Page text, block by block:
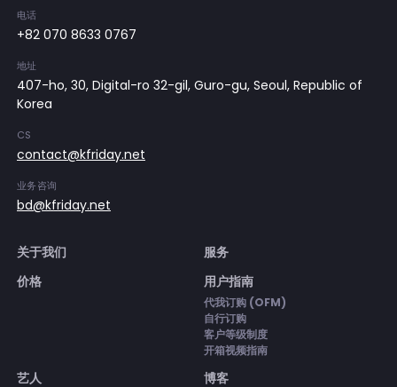
电话
+82 070 8633 0767
地址
407-ho, 30, Digital-ro 32-gil, Guro-gu, Seoul, Republic of
Korea
CS
contact@kfriday.net
业务咨询
bd@kfriday.net
关于我们
服务
价格
用户指南
代我订购 (OFM)
自行订购
客户等级制度
开箱视频指南
艺人 博客